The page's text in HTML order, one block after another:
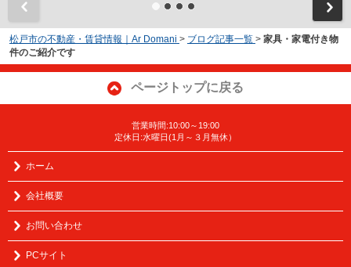
松戸市の不動産・賃貸情報｜Ar Domani > ブログ記事一覧 > 家具・家電付き物
件のご紹介です
ページトップに戻る
営業時間:10:00～19:00
定休日:水曜日(1月～３月無休）
ホーム
会社概要
お問い合わせ
PCサイト